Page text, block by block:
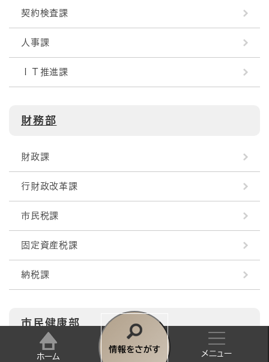
情
契約検査課
人事課
ＩＴ推進課
財務部
財政課
行財政改革課
市民税課
固定資産税課
納税課
市民健康部
自治振興課